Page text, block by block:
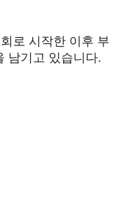
로 시작한 이후 부
남기고 있습니다.